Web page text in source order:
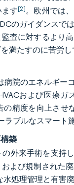
ます[2]。欧州では
のガイダンスで
査に対するより
満たすのに苦労
院のエネルギー
および医療ガ
精度を向上させ
ブルなスマート
築
外来手術を支持
よび規制された
処理管理と有害